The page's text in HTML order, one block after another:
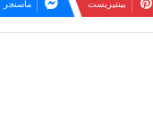
بينتيريست ماسنجر